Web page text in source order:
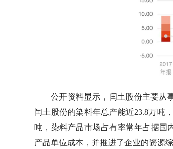
公开资料显示，闰土股份主要从
闰土股份的染料年总产能近23.8万吨
吨，染料产品市场占有率常年占据国
产品单位成本，并推进了企业的资源综